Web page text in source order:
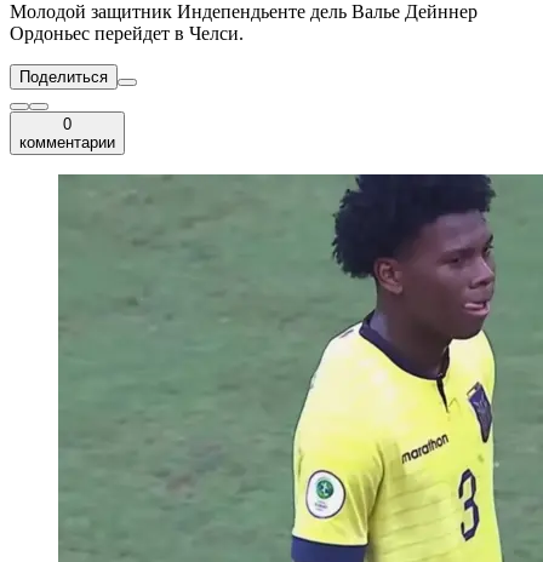
Молодой защитник Индепендьенте дель Валье Дейннер
Ордоньес перейдет в Челси.
Поделиться
0
комментарии